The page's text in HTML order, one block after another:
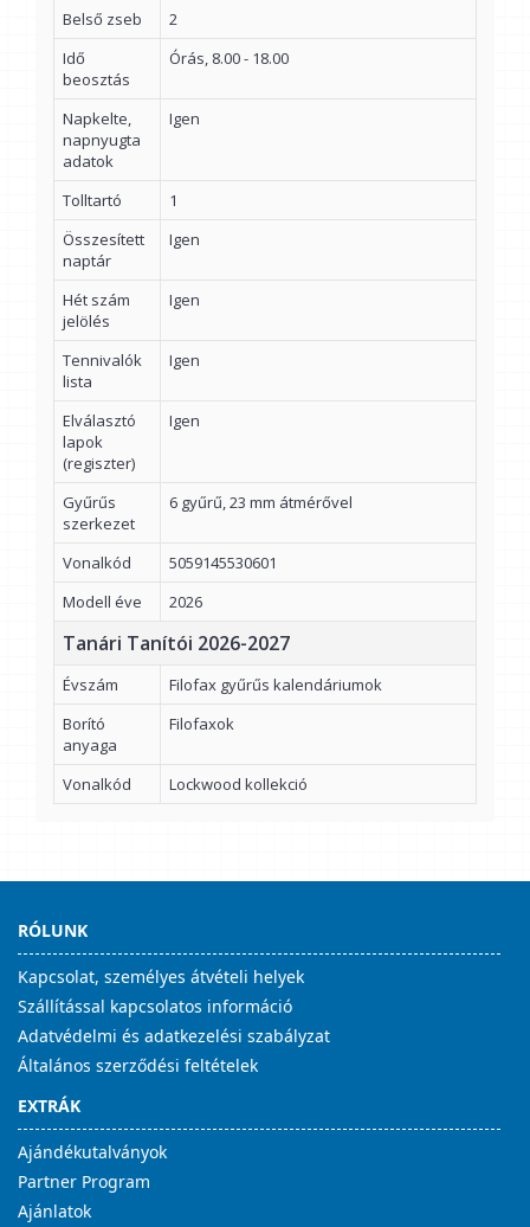
Belső zseb
2
Idő
beosztás
Órás, 8.00 - 18.00
Napkelte,
napnyugta
adatok
Igen
Tolltartó
1
Összesített
naptár
Igen
Hét szám
jelölés
Igen
Tennivalók
lista
Igen
Elválasztó
lapok
(regiszter)
Igen
Gyűrűs
szerkezet
6 gyűrű, 23 mm átmérővel
Vonalkód
5059145530601
Modell éve
2026
Tanári Tanítói 2026-2027
Évszám
Filofax gyűrűs kalendáriumok
Borító
anyaga
Filofaxok
Vonalkód Lockwood kollekció
RÓLUNK
Kapcsolat, személyes átvételi helyek
Szállítással kapcsolatos információ
Adatvédelmi és adatkezelési szabályzat
Általános szerződési feltételek
EXTRÁK
Ajándékutalványok
Partner Program
Ajánlatok